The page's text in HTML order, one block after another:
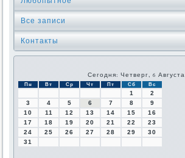
Все записи
Контакты
Сегодня: Четверг, 6 Августа
Пн Вт Ср Чт Пт Сб Вс
1
2
3
4 5 6 7 8
9
10
11 12 13 14 15
16
17
18 19 20 21 22
23
24
25 26 27 28 29
30
31